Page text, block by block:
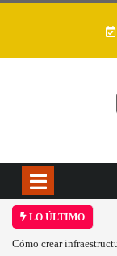
LO ÚLTIMO
Cómo crear